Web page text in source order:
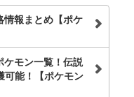
情報まとめ【ポケ
ケモン一覧！伝説
可能！【ポケモン